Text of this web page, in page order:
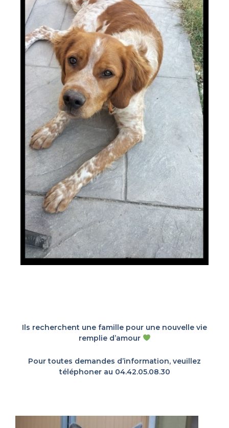
Ils recherchent une famille pour une nouvelle vie
remplie d’amour
Pour toutes demandes d’information, veuillez
téléphoner au 04.42.05.08.30